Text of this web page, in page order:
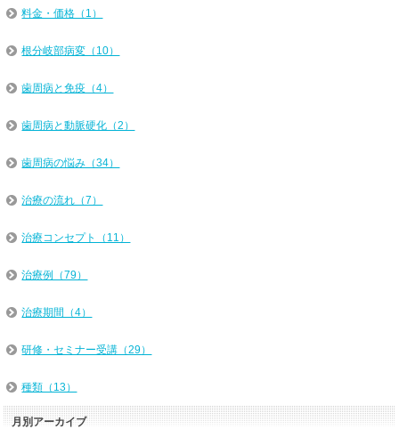
料金・価格（1）
根分岐部病変（10）
歯周病と免疫（4）
歯周病と動脈硬化（2）
歯周病の悩み（34）
治療の流れ（7）
治療コンセプト（11）
治療例（79）
治療期間（4）
研修・セミナー受講（29）
種類（13）
月別アーカイブ